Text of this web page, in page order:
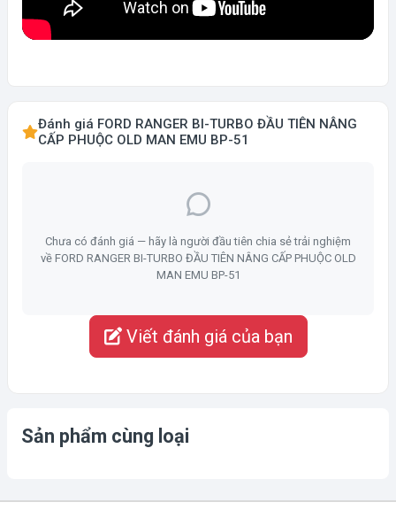
Đánh giá FORD RANGER BI-TURBO ĐẦU TIÊN NÂNG
CẤP PHUỘC OLD MAN EMU BP-51
Chưa có đánh giá — hãy là người đầu tiên chia sẻ trải nghiệm
về FORD RANGER BI-TURBO ĐẦU TIÊN NÂNG CẤP PHUỘC OLD
MAN EMU BP-51
Viết đánh giá của bạn
Sản phẩm cùng loại